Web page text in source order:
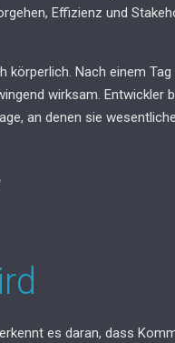
Effizienz und
Nach einem
wirksam. Entwickler
an denen sie
es daran, dass